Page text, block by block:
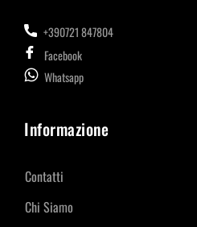
+390721 847804
Facebook
Whatsapp
Informazione
Contatti
Chi Siamo